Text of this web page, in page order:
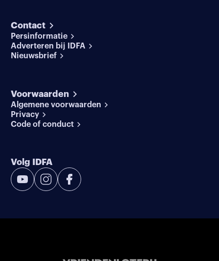
Contact
Persinformatie
Adverteren bij IDFA
Nieuwsbrief
Voorwaarden
Algemene voorwaarden
Privacy
Code of conduct
Volg IDFA